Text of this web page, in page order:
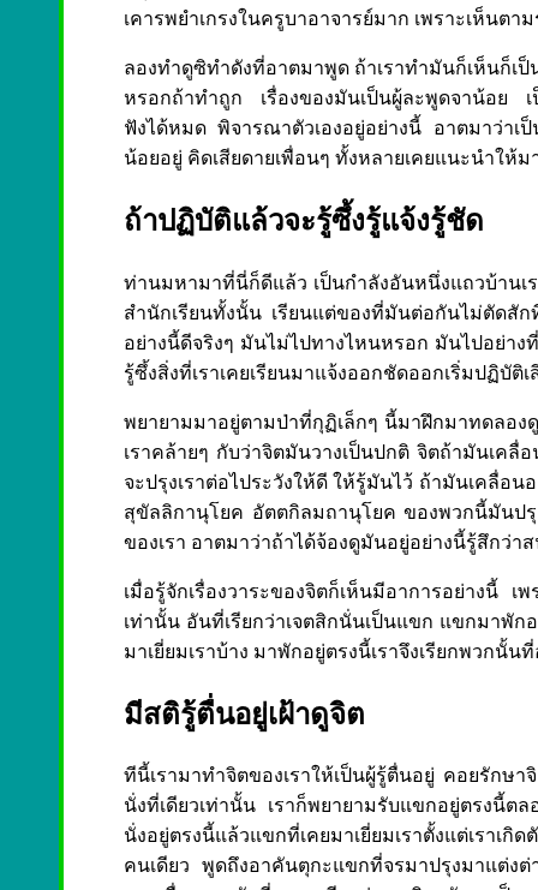
เคารพยำเกรงในครูบาอาจารย์มาก เพราะเห็นตา
ลองทำดูซิทำดังที่อาตมาพูด ถ้าเราทำมันก็เห็นก็เ
หรอกถ้าทำถูก เรื่องของมันเป็นผู้ละพูดจาน้อย
ฟังได้หมด พิจารณาตัวเองอยู่อย่างนี้ อาตมาว่าเ
น้อยอยู่ คิดเสียดายเพื่อนๆ ทั้งหลายเคยแนะนำให้
ถ้าปฏิบัติแล้วจะรู้ซึ้งรู้แจ้งรู้ชัด
ท่านมหามาที่นี่ก็ดีแล้ว เป็นกำลังอันหนึ่งแถวบ้าน
สำนักเรียนทั้งนั้น เรียนแต่ของที่มันต่อกันไม่ตัดสั
อย่างนี้ดีจริงๆ มันไม่ไปทางไหนหรอก มันไปอย่า
รู้ซึ้งสิ่งที่เราเคยเรียนมาแจ้งออกชัดออกเริ่มปฏิบัติเ
พยายามมาอยู่ตามป่าที่กุฏิเล็กๆ นี้มาฝึกมาทดลองดู
เราคล้ายๆ กับว่าจิตมันวางเป็นปกติ จิตถ้ามันเค
จะปรุงเราต่อไประวังให้ดี ให้รู้มันไว้ ถ้ามันเคลื่อ
สุขัลลิกานุโยค อัตตกิลมถานุโยค ของพวกนี้มันป
ของเรา อาตมาว่าถ้าได้จ้องดูมันอยู่อย่างนี้รู้สึกว่า
เมื่อรู้จักเรื่องวาระของจิตก็เห็นมีอาการอย่างนี้
เท่านั้น อันที่เรียกว่าเจตสิกนั่นเป็นแขก แขกมาพัก
มาเยี่ยมเราบ้าง มาพักอยู่ตรงนี้เราจึงเรียกพวกนั้น
มีสติรู้ตื่นอยู่เฝ้าดูจิต
ทีนี้เรามาทำจิตของเราให้เป็นผู้รู้ตื่นอยู่ คอยรักษ
นั่งที่เดียวเท่านั้น เราก็พยายามรับแขกอยู่ตรงนี้
นั่งอยู่ตรงนี้แล้วแขกที่เคยมาเยี่ยมเราตั้งแต่เราเ
คนเดียว พูดถึงอาคันตุกะแขกที่จรมาปรุงมาแต่งต่